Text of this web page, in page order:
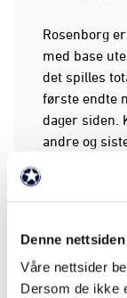
Denne
Våre nettsider
Dersom de ikke
Rosenborg
med base
det spilles
første endte
dager siden.
andre og
16. Aslak
50. Håkon